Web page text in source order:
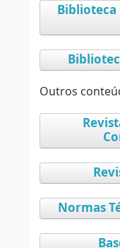
Biblioteca
Outros
Normas